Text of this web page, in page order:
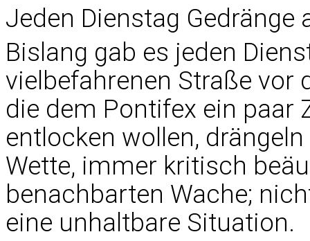
Jeden Dienstag Gedränge
Bislang gab es jeden
vielbefahrenen Straße vor
die dem Pontifex ein paar
entlocken wollen,
Wette, immer kritisch
benachbarten Wache;
eine unhaltbare Situation.